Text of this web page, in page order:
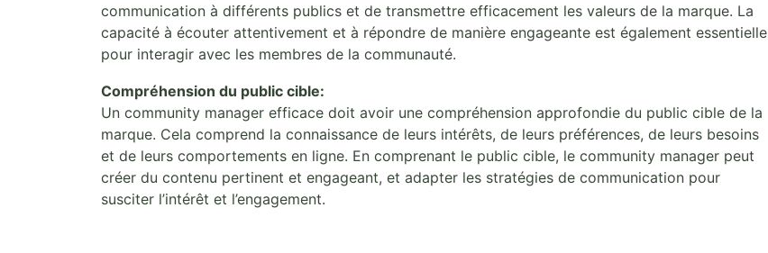
communication à différents publics et de transmettre efficacement les valeurs de la marque. La
capacité à écouter attentivement et à répondre de manière engageante est également essentielle
pour interagir avec les membres de la communauté.
Compréhension du public cible:
Un community manager efficace doit avoir une compréhension approfondie du public cible de la
marque. Cela comprend la connaissance de leurs intérêts, de leurs préférences, de leurs besoins
et de leurs comportements en ligne. En comprenant le public cible, le community manager peut
créer du contenu pertinent et engageant, et adapter les stratégies de communication pour
susciter l’intérêt et l’engagement.